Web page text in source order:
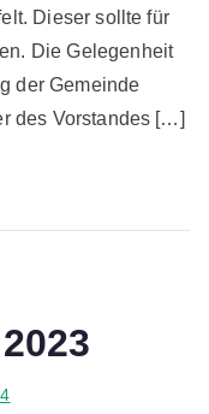
Dieser sollte für
Die Gelegenheit
der Gemeinde
des Vorstandes […]